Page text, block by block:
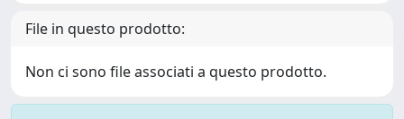
File in questo prodotto:
Non ci sono file associati a questo prodotto.